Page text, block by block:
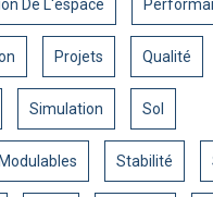
De L'espace
Projets Qualité
Simulation Sol
Stabilité